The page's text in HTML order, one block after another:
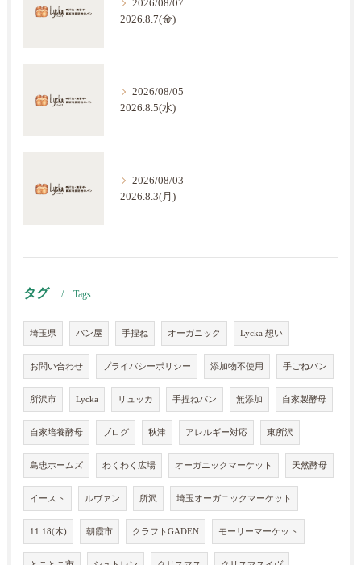
2026/08/07
2026.8.7(金)
2026/08/05
2026.8.5(水)
2026/08/03
2026.8.3(月)
タグ Tags
埼玉県 パン屋 手捏ね オーガニック Lycka 想い
お問い合わせ プライバシーポリシー 添加物不使用 手ごねパン
所沢市 Lycka リュッカ 手捏ねパン 無添加 自家製酵母
自家培養酵母 ブログ 秋津 アレルギー対応 東所沢
島忠ホームズ わくわく広場 オーガニックマーケット 天然酵母
イースト ルヴァン 所沢 埼玉オーガニックマーケット
11.18(木) 朝霞市 クラフトGADEN モーリーマーケット